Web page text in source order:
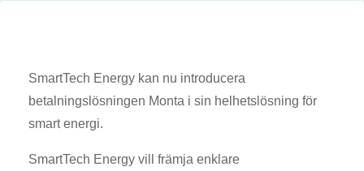
SmartTech Energy kan nu introducera
betalningslösningen Monta i sin helhetslösning för
smart energi.
SmartTech Energy vill främja enklare